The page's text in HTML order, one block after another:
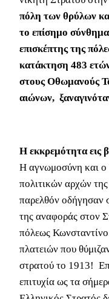
πόλη των θρύλων
το επίσημο
επισκέπτης της
κατάκτηση 483
στους Οθωμανούς
αιώνων,
Η εκκρεμότητα εις
Η αγνωμοσύνη και ο
πολιτικών αρχών
παρελθόν οδήγησαν
της αναφοράς στον
πόλεως
πλατειών που
στρατού το 1913!
επιτυχία ως τα